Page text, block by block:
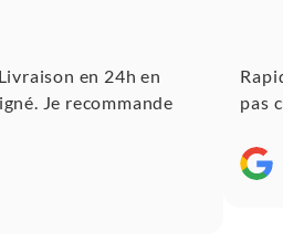
en 24h en
Je recommande
pas